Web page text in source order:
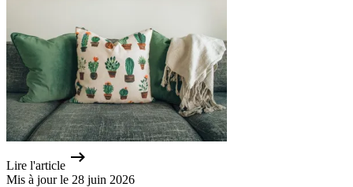
Lire l'article
Mis à jour le 28 juin 2026